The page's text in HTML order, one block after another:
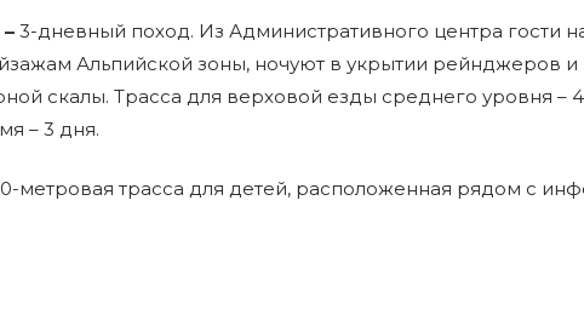
3-дневный поход. Из Административного центра гости
Альпийской зоны, ночуют в укрытии рейнджеров
скалы. Трасса для верховой езды среднего уровня –
– 3 дня.
метровая трасса для детей, расположенная рядом с